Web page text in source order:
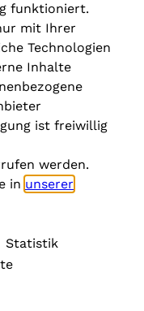
funktioniert.
mit Ihrer
Technologien
Inhalte
ist freiwillig
werden.
in unserer
Statistik